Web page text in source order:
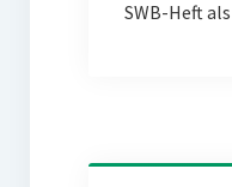
SWB-Heft